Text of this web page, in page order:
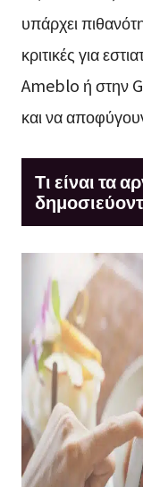
υπάρχει
κριτικές για
Ameblo ή στην
και να
Τι είναι τα